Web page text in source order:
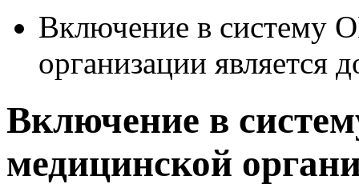
Включение в систему
организации является
Включение в
медицинской